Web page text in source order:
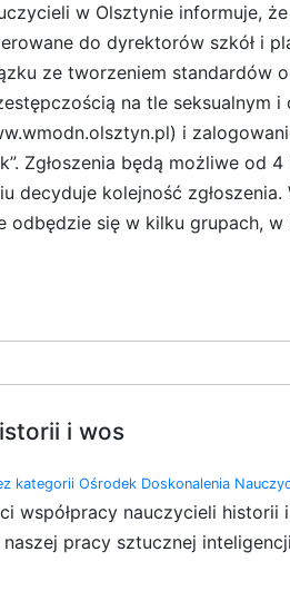
w Olsztynie informuje,
do dyrektorów szkół i
ze tworzeniem standardów
na tle seksualnym
i
Zgłoszenia będą możliwe od
decyduje kolejność
się w kilku grupach, w
i wos
kategorii Ośrodek Doskonalenia
współpracy nauczycieli
pracy sztucznej inteligencji